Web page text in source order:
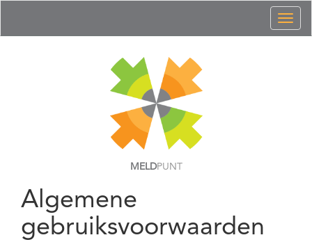
MELDPUNT
Algemene
gebruiksvoorwaarden